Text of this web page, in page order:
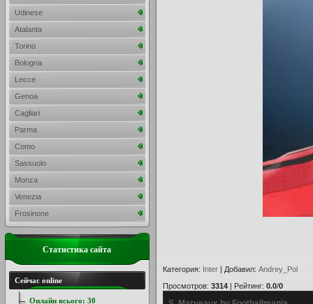
Категория: Inter | Добавил: Andrey_Pol
Просмотров: 3314 | Рейтинг: 0.0/0
Udinese
Atalanta
Torino
Bologna
Lecce
Genoa
Cagliari
Parma
Como
Sassuolo
Monza
Venezia
Frosinone
Статистика сайта
Сейчас online
Онлайн всього: 30